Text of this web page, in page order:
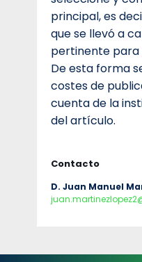
principal, es
que se llevó a
pertinente para
De esta forma
costes de
cuenta de la
del artículo.
Contacto
D. Juan Manuel